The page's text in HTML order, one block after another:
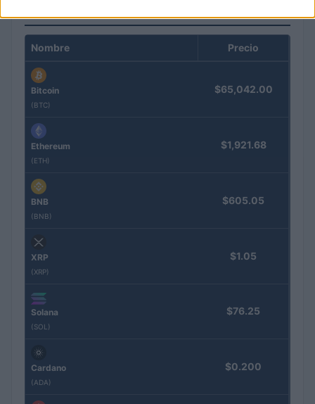
Nombre Precio
Bitcoin
(BTC)
$65,042.00
Ethereum
(ETH)
$1,921.68
BNB
(BNB)
$605.05
XRP
(XRP)
$1.05
Solana
(SOL)
$76.25
Cardano
(ADA)
$0.200